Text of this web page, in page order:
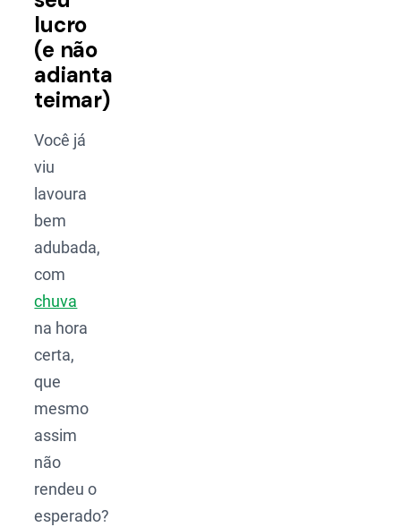
lucro
(e não
adianta
teimar)
Você já
viu
lavoura
bem
adubada,
com
chuva
na hora
certa,
que
mesmo
assim
não
rendeu o
esperado?